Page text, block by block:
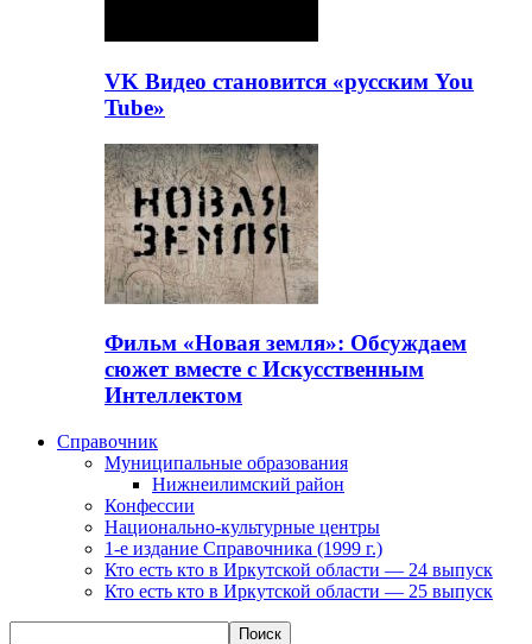
VK Видео становится «русским You
Tube»
Фильм «Новая земля»: Обсуждаем
сюжет вместе с Искусственным
Интеллектом
Справочник
Муниципальные образования
Нижнеилимский район
Конфессии
Национально-культурные центры
1-е издание Справочника (1999 г.)
Кто есть кто в Иркутской области — 24 выпуск
Кто есть кто в Иркутской области — 25 выпуск